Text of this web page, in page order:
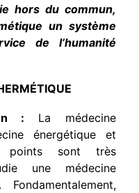
hors du commun,
un système
de l’humanité
: La médecine
énergétique et
points sont très
une médecine